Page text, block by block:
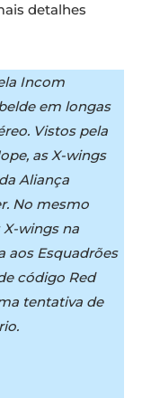
detalhes
Incom
em longas
Vistos pela
as X-wings
Aliança
No mesmo
X-wings na
aos Esquadrões
código Red
tentativa de